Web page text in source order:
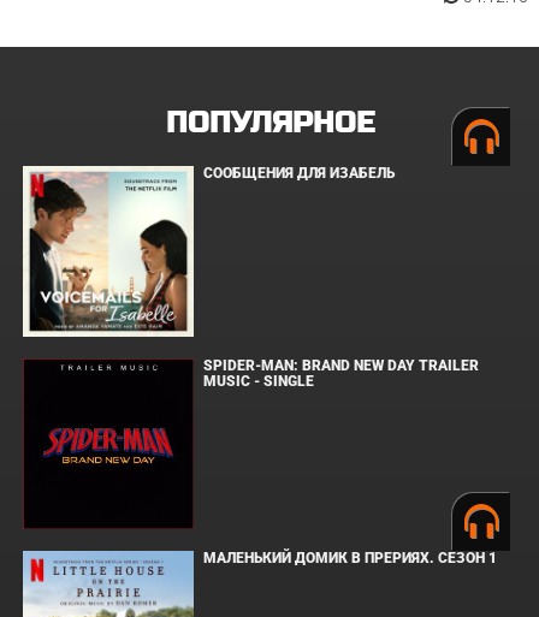
ПОПУЛЯРНОЕ
СООБЩЕНИЯ ДЛЯ ИЗАБЕЛЬ
SPIDER-MAN: BRAND NEW DAY TRAILER
MUSIC - SINGLE
МАЛЕНЬКИЙ ДОМИК В ПРЕРИЯХ. СЕЗОН 1